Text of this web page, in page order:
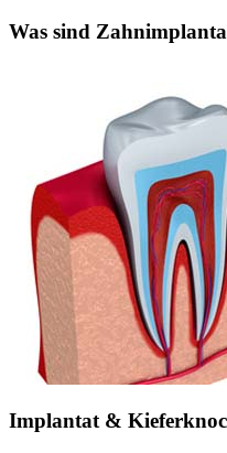
Was sind
Implantat &